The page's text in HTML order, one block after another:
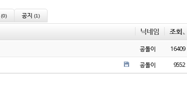
(0) 공지 (1)
닉네임 조회
공돌이 16409
공돌이 9552